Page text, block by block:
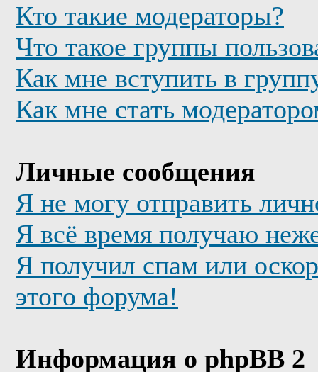
Кто такие модераторы?
Что такое группы
Как мне вступить в
Как мне стать
Личные сообщения
Я не могу отправить
Я всё время получаю
Я получил спам или
этого форума!
Информация о phpBB 2